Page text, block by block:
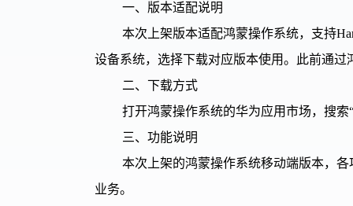
一、版本适配说明
本次上架版本适配鸿蒙操作系统，支持
设备系统，选择下载对应版本使用。此前通
二、下载方式
打开鸿蒙操作系统的华为应用市场，搜
三、功能说明
本次上架的鸿蒙操作系统移动端版本，
业务。